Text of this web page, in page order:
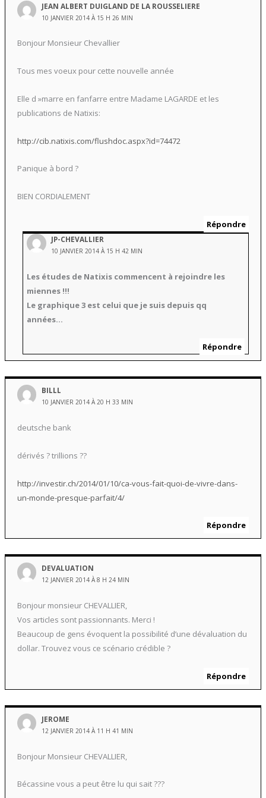
JEAN ALBERT DUIGLAND DE LA ROUSSELIERE
10 JANVIER 2014 À 15 H 26 MIN
Bonjour Monsieur Chevallier
Tous mes voeux pour cette nouvelle année
Elle d »marre en fanfarre entre Madame LAGARDE et les
publications de Natixis:
http://cib.natixis.com/flushdoc.aspx?id=74472
Panique à bord ?
BIEN CORDIALEMENT
Répondre
JP-CHEVALLIER
10 JANVIER 2014 À 15 H 42 MIN
Les études de Natixis commencent à rejoindre les
miennes !!!
Le graphique 3 est celui que je suis depuis qq
années…
Répondre
BILLL
10 JANVIER 2014 À 20 H 33 MIN
deutsche bank
dérivés ? trillions ??
http://investir.ch/2014/01/10/ca-vous-fait-quoi-de-vivre-dans-
un-monde-presque-parfait/4/
Répondre
DEVALUATION
12 JANVIER 2014 À 8 H 24 MIN
Bonjour monsieur CHEVALLIER,
Vos articles sont passionnants. Merci !
Beaucoup de gens évoquent la possibilité d’une dévaluation du
dollar. Trouvez vous ce scénario crédible ?
Répondre
JEROME
12 JANVIER 2014 À 11 H 41 MIN
Bonjour Monsieur CHEVALLIER,
Bécassine vous a peut être lu qui sait ???